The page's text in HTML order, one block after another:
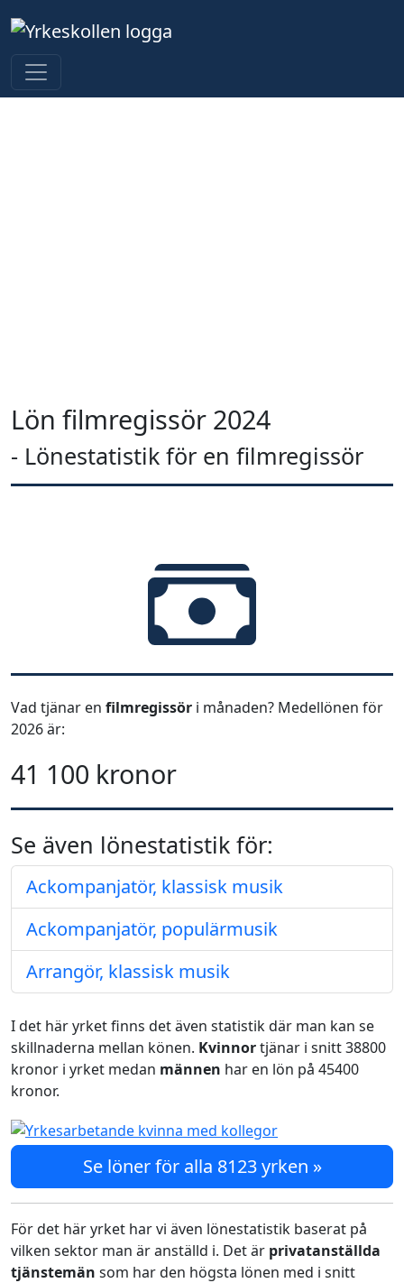
Lön filmregissör 2024
- Lönestatistik för en filmregissör
Vad tjänar en filmregissör i månaden? Medellönen för
2026 är:
41 100 kronor
Se även lönestatistik för:
Ackompanjatör, klassisk musik
Ackompanjatör, populärmusik
Arrangör, klassisk musik
I det här yrket finns det även statistik där man kan se
skillnaderna mellan könen. Kvinnortjänar i snitt 38800
kronor i yrket medan männen har en lön på 45400
kronor.
Se löner för alla 8123 yrken »
För det här yrket har vi även lönestatistik baserat på
vilken sektor man är anställd i. Det är privatanställda
tjänstemän som har den högsta lönen med i snitt